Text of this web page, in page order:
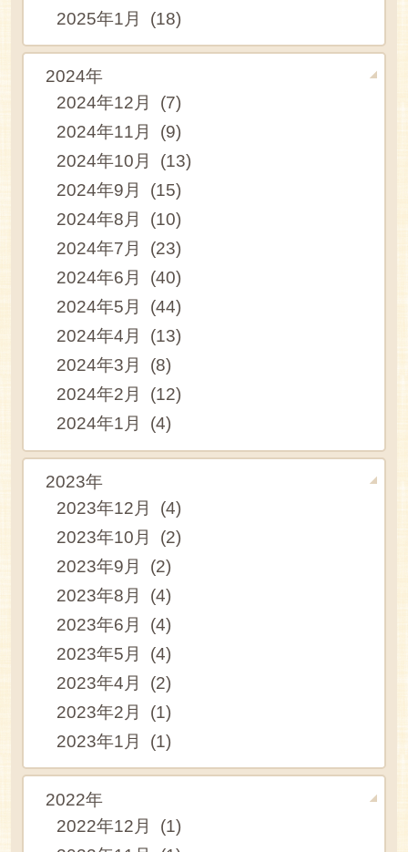
2025年1月 (18)
2024年
2024年12月 (7)
2024年11月 (9)
2024年10月 (13)
2024年9月 (15)
2024年8月 (10)
2024年7月 (23)
2024年6月 (40)
2024年5月 (44)
2024年4月 (13)
2024年3月 (8)
2024年2月 (12)
2024年1月 (4)
2023年
2023年12月 (4)
2023年10月 (2)
2023年9月 (2)
2023年8月 (4)
2023年6月 (4)
2023年5月 (4)
2023年4月 (2)
2023年2月 (1)
2023年1月 (1)
2022年
2022年12月 (1)